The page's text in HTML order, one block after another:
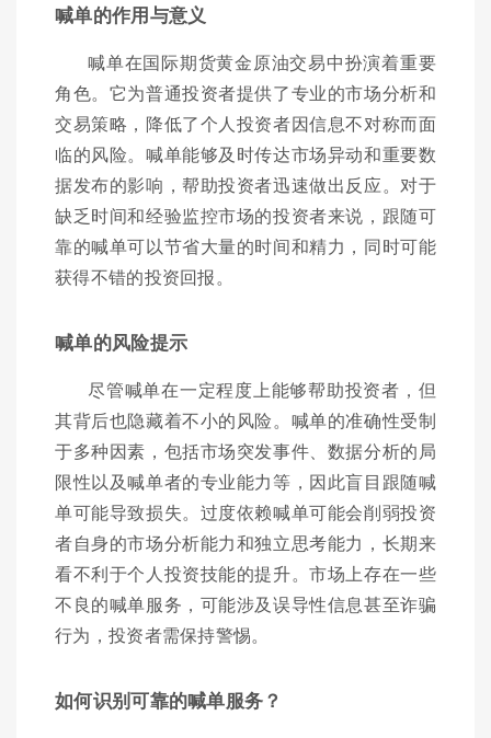
喊单的作用与意义
喊单在国际期货黄金原油交易中扮演着重要
角色。它为普通投资者提供了专业的市场分析和
交易策略，降低了个人投资者因信息不对称而面
临的风险。喊单能够及时传达市场异动和重要数
据发布的影响，帮助投资者迅速做出反应。对于
缺乏时间和经验监控市场的投资者来说，跟随可
靠的喊单可以节省大量的时间和精力，同时可能
获得不错的投资回报。
喊单的风险提示
尽管喊单在一定程度上能够帮助投资者，但
其背后也隐藏着不小的风险。喊单的准确性受制
于多种因素，包括市场突发事件、数据分析的局
限性以及喊单者的专业能力等，因此盲目跟随喊
单可能导致损失。过度依赖喊单可能会削弱投资
者自身的市场分析能力和独立思考能力，长期来
看不利于个人投资技能的提升。市场上存在一些
不良的喊单服务，可能涉及误导性信息甚至诈骗
行为，投资者需保持警惕。
如何识别可靠的喊单服务？